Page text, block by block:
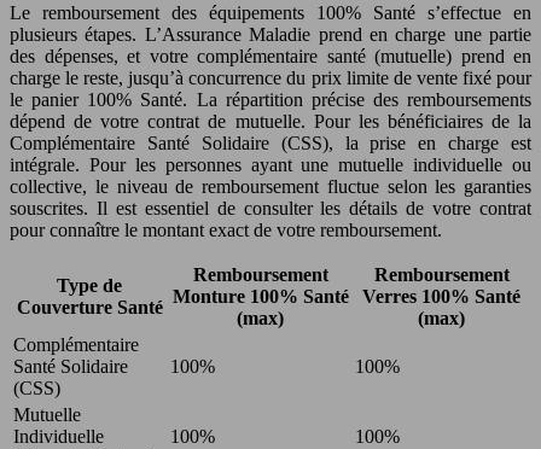
Le remboursement des équipements 100% Santé s’effectue en
plusieurs étapes. L’Assurance Maladie prend en charge une partie
des dépenses, et votre complémentaire santé (mutuelle) prend en
charge le reste, jusqu’à concurrence du prix limite de vente fixé pour
le panier 100% Santé. La répartition précise des remboursements
dépend de votre contrat de mutuelle. Pour les bénéficiaires de la
Complémentaire Santé Solidaire (CSS), la prise en charge est
intégrale. Pour les personnes ayant une mutuelle individuelle ou
collective, le niveau de remboursement fluctue selon les garanties
souscrites. Il est essentiel de consulter les détails de votre contrat
pour connaître le montant exact de votre remboursement.
Type de
Couverture Santé
Remboursement
Monture 100% Santé
(max)
Remboursement
Verres 100% Santé
(max)
Complémentaire
Santé Solidaire
(CSS)
100% 100%
Mutuelle
Individuelle
100% 100%